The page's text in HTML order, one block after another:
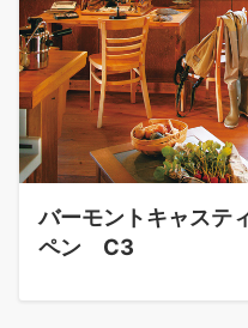
バーモントキャス
ペン C3